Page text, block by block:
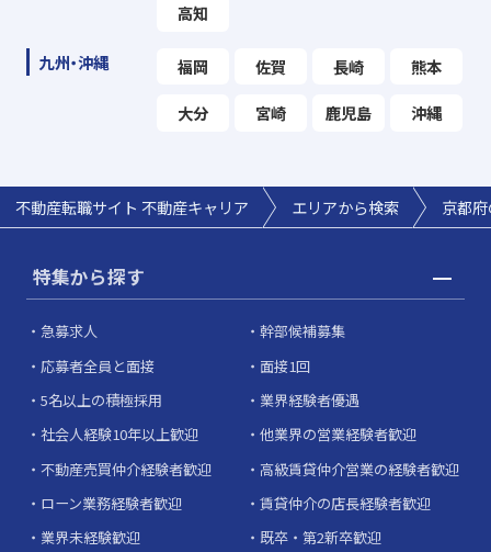
高知
九州・沖縄 福岡 佐賀 長崎 熊本
大分 宮崎 鹿児島 沖縄
不動産転職サイト 不動産キャリア エリアから検索 京都
特集から探す
急募求人
幹部候補募集
応募者全員と面接
面接1回
5名以上の積極採用
業界経験者優遇
社会人経験10年以上歓迎
他業界の営業経験者歓迎
不動産売買仲介経験者歓迎
高級賃貸仲介営業の経験者歓迎
ローン業務経験者歓迎
賃貸仲介の店長経験者歓迎
業界未経験歓迎
既卒・第2新卒歓迎